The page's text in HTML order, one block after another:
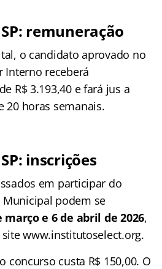
remuneração
o candidato aprovado no
Interno receberá
R$ 3.193,40 e fará jus a
20 horas semanais.
inscrições
em participar do
Municipal podem se
março e 6 de abril de 2026,
www.institutoselect.org.
concurso custa R$ 150,00. O